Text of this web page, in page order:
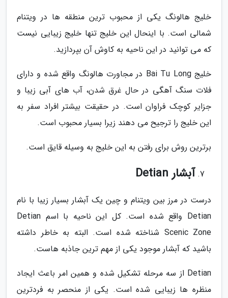
خلیج هالونگ یکی از محبوب ترین منطقه ها در ویتنام
شمالی است. با اینحال این خلیج تنها خلیج زیبایی نیست
که می توانید در این ناحیه به کاوش آن بپردازید.
خلیج Bai Tu Long در مجاورت هالونگ واقع شده و دارای
فلات سنگ آهگی در حال غرق شدن، آب های آبی زیبا و
جزایر کوچک فراوان است. در حقیقت بیشتر افراد سفر به
این خلیج را ترجیح می دهند زیرا بسیار محبوب است.
برترین روش برای رفتن به این خلیج به وسیله قایق است.
آبشار Detian
درست در مرز بین ویتنام و چین یک آبشار بسیار زیبا با نام
Detian واقع شده است. کل این ناحیه با اسم Detian
Scenic Zone شناخته شده است. البته به خاطر داشته
باشید که آبشار موجود یکی از مهم ترین جاذبه هاست.
Detian از سه مرحله تشکیل شده و همین امر باعث ایجاد
منظره ها زیبایی شده است. یکی از منحصر به فردترین